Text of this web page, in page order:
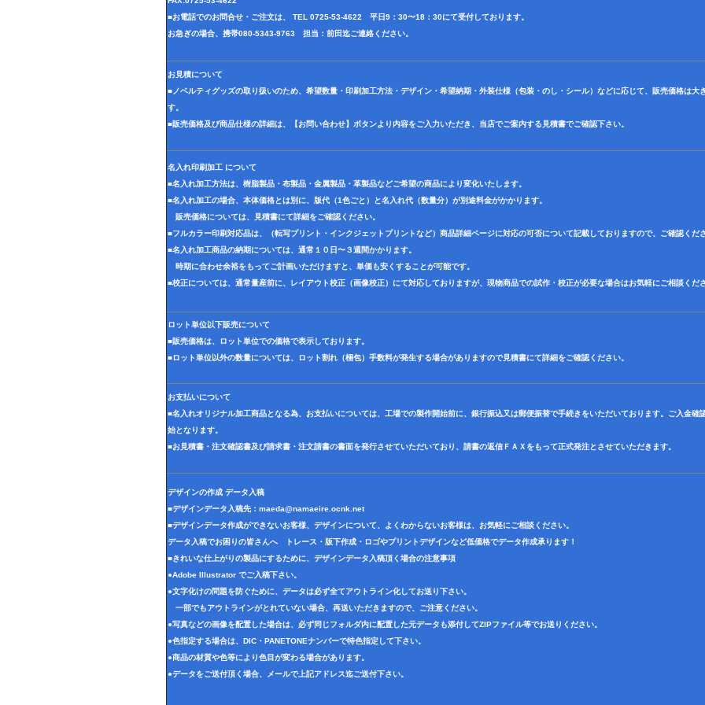
■お電話でのお問合せ・ご注文は、 TEL 0725-53-4622 平日9：30〜18：30にて受付しております。
お急ぎの場合、携帯080-5343-9763 担当：前田迄ご連絡ください。
お見積について
■ノベルティグッズの取り扱いのため、希望数量・印刷加工方法・デザイン・希望納期・外装仕様（包装・のし・シール）などに応じて、販売価格は大
す。
■販売価格及び商品仕様の詳細は、【お問い合わせ】ボタンより内容をご入力いただき、当店でご案内する見積書でご確認下さい。
名入れ印刷加工 について
■名入れ加工方法は、樹脂製品・布製品・金属製品・革製品などご希望の商品により変化いたします。
■名入れ加工の場合、本体価格とは別に、版代（1色ごと）と名入れ代（数量分）が別途料金がかかります。
販売価格については、見積書にて詳細をご確認ください。
■フルカラー印刷対応品は、（転写プリント・インクジェットプリントなど）商品詳細ページに対応の可否について記載しておりますので、ご確認くださ
■名入れ加工商品の納期については、通常１０日〜３週間かかります。
時期に合わせ余裕をもってご計画いただけますと、単価も安くすることが可能です。
■校正については、通常量産前に、レイアウト校正（画像校正）にて対応しておりますが、現物商品での試作・校正が必要な場合はお気軽にご相談くださ
ロット単位以下販売について
■販売価格は、ロット単位での価格で表示しております。
■ロット単位以外の数量については、ロット割れ（梱包）手数料が発生する場合がありますので見積書にて詳細をご確認ください。
お支払いについて
■名入れオリジナル加工商品となる為、お支払いについては、工場での製作開始前に、銀行振込又は郵便振替で手続きをいただいております。ご入金確
始となります。
■お見積書・注文確認書及び請求書・注文請書の書面を発行させていただいており、請書の返信ＦＡＸをもって正式発注とさせていただきます。
デザインの作成 データ入稿
■デザインデータ入稿先： maeda@namaeire.ocnk.net
■デザインデータ作成ができないお客様、デザインについて、よくわからないお客様は、お気軽にご相談ください。
データ入稿でお困りの皆さんへ トレース・版下作成・ロゴやプリントデザインなど低価格でデータ作成承ります！
■きれいな仕上がりの製品にするために、デザインデータ入稿頂く場合の注意事項
●Adobe Illustrator でご入稿下さい。
●文字化けの問題を防ぐために、データは必ず全てアウトライン化してお送り下さい。
一部でもアウトラインがとれていない場合、再送いただきますので、ご注意ください。
●写真などの画像を配置した場合は、必ず同じフォルダ内に配置した元データも添付してZIPファイル等でお送りください。
●色指定する場合は、DIC・PANETONEナンバーで特色指定して下さい。
●商品の材質や色等により色目が変わる場合があります。
●データをご送付頂く場合、メールで上記アドレス迄ご送付下さい。